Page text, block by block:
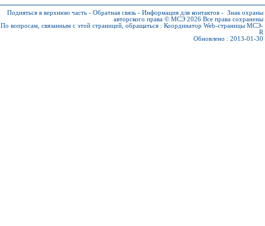
Подняться в верхнюю часть - Обратная связь - Информация для контактов - Знак охраны
авторского права © МСЭ 2026 Все права сохранены
По вопросам, связанным с этой страницей, обращаться : Координатор Web-страницы МСЭ-
R
Обновлено : 2013-01-30